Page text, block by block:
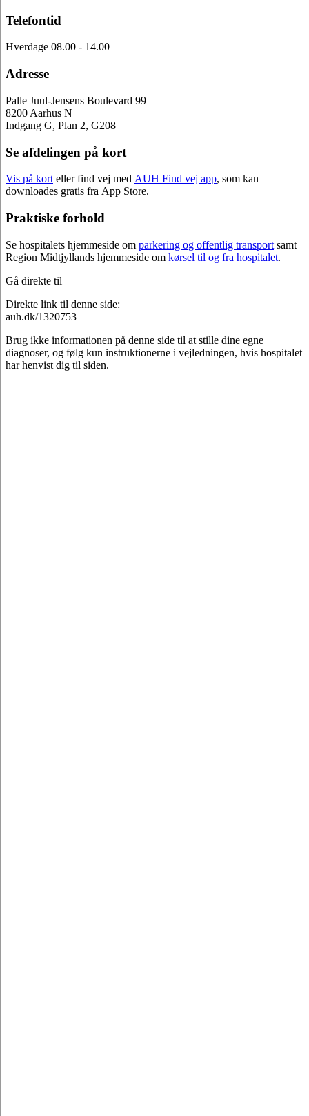
Telefontid
Hverdage 08.00 - 14.00
Adresse
Palle Juul-Jensens Boulevard 99
8200 Aarhus N
Indgang G, Plan 2, G208
Se afdelingen på kort
Vis på kort eller find vej med AUH Find vej app, som kan
downloades gratis fra App Store.
Praktiske forhold
Se hospitalets hjemmeside om parkering og offentlig transport samt
Region Midtjyllands hjemmeside om kørsel til og fra hospitalet.
Gå direkte til
Direkte link til denne side:
auh.dk/1320753
Brug ikke informationen på denne side til at stille dine egne
diagnoser, og følg kun instruktionerne i vejledningen, hvis hospitalet
har henvist dig til siden.